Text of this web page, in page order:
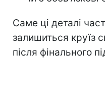
Саме ці деталі
залишиться круїз
після фінального